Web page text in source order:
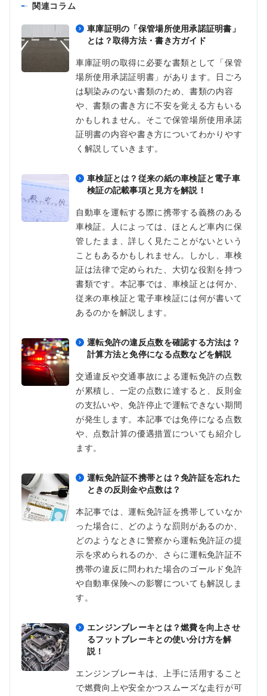
関連コラム
車庫証明の「保管場所使用承諾証明書」
とは？取得方法・書き方ガイド
車庫証明の取得に必要な書類として「保管
場所使用承諾証明書」があります。日ごろ
は馴染みのない書類のため、書類の内容
や、書類の書き方に不安を覚える方もいる
かもしれません。そこで保管場所使用承諾
証明書の内容や書き方についてわかりやす
く解説していきます。
車検証とは？従来の紙の車検証と電子車
検証の記載事項と見方を解説！
自動車を運転する際に携帯する義務のある
車検証。人によっては、ほとんど車内に保
管したまま、詳しく見たことがないという
こともあるかもしれません。しかし、車検
証は法律で定められた、大切な役割を持つ
書類です。本記事では、車検証とは何か、
従来の車検証と電子車検証には何が書いて
あるのかを解説します。
運転免許の違反点数を確認する方法は？
計算方法と免停になる点数などを解説
交通違反や交通事故による運転免許の点数
が累積し、一定の点数に達すると、反則金
の支払いや、免許停止で運転できない期間
が発生します。本記事では免停になる点数
や、点数計算の優遇措置についても紹介し
ます。
運転免許証不携帯とは？免許証を忘れた
ときの反則金や点数は？
本記事では、運転免許証を携帯していなか
った場合に、どのような罰則があるのか、
どのようなときに警察から運転免許証の提
示を求められるのか、さらに運転免許証不
携帯の違反に問われた場合のゴールド免許
や自動車保険への影響についても解説しま
す。
エンジンブレーキとは？燃費を向上させ
るフットブレーキとの使い分け方を解
説！
エンジンブレーキは、上手に活用すること
で燃費向上や安全かつスムーズな走行が可